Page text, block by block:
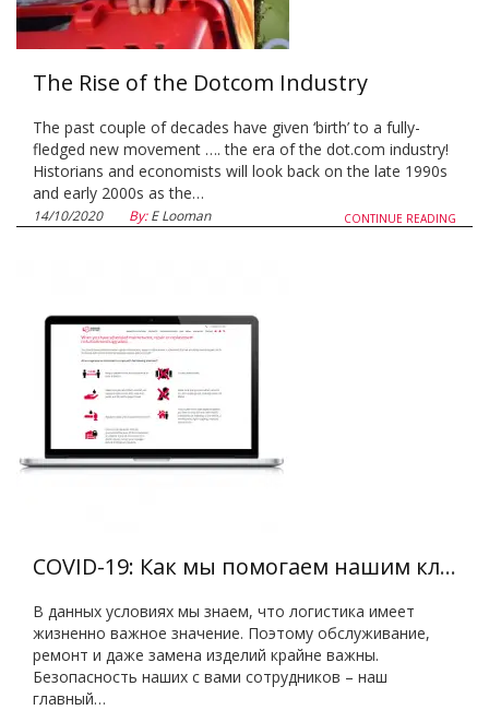
The Rise of the Dotcom Industry
The past couple of decades have given ‘birth’ to a fully-
fledged new movement …. the era of the dot.com industry!
Historians and economists will look back on the late 1990s
and early 2000s as the…
CONTINUE READING
14/10/2020 By:E Looman
COVID-19: Как мы помогаем нашим клиентам продолжить работу?
В данных условиях мы знаем, что логистика имеет
жизненно важное значение. Поэтому обслуживание,
ремонт и даже замена изделий крайне важны.
Безопасность наших с вами сотрудников – наш
главный…